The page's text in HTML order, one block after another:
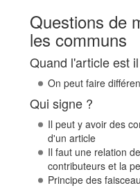
Questions de
les communs
Quand l'article est
On peut faire
Qui signe ?
Il peut y avoir des
d'un article
Il faut une relation
contributeurs et la
Principe des